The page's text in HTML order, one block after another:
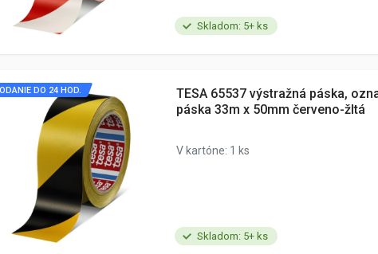
Skladom: 5+ ks
Skladom: 5+ ks
DO 24 HOD.
TESA 65537 výstražná páska,
páska 33m x 50mm červeno-žltá
V kartóne: 1 ks